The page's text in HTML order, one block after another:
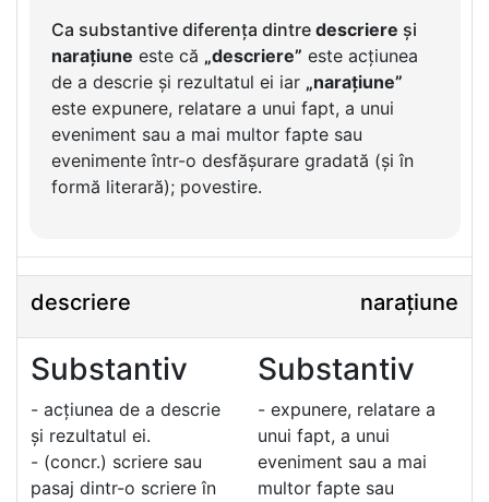
Ca substantive diferența dintre descriere și
narațiune este că „descriere” este acțiunea
de a descrie și rezultatul ei iar „narațiune”
este expunere, relatare a unui fapt, a unui
eveniment sau a mai multor fapte sau
evenimente într-o desfășurare gradată (și în
formă literară); povestire.
descriere narațiune
Substantiv
- acțiunea de a descrie
și rezultatul ei.
- (concr.) scriere sau
pasaj dintr-o scriere în
Substantiv
- expunere, relatare a
unui fapt, a unui
eveniment sau a mai
multor fapte sau